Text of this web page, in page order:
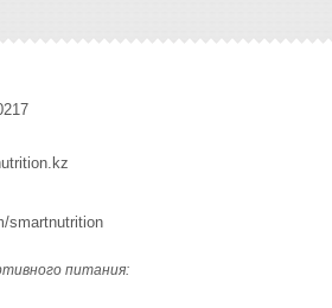
smartnutrition
питания: